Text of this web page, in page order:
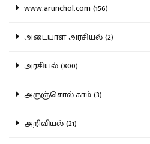
www.arunchol.com (156)
அடையாள அரசியல் (2)
அரசியல் (800)
அருஞ்சொல்.காம் (3)
அறிவியல் (21)